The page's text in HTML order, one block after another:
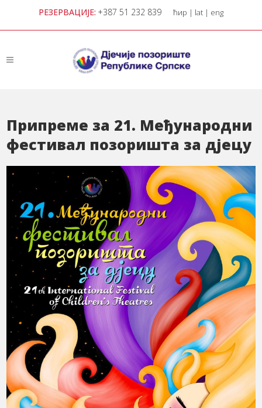
РЕЗЕРВАЦИЈЕ: +387 51 232 839 ћир | lat | eng
Припреме за 21. Међународни
фестивал позоришта за дјецу